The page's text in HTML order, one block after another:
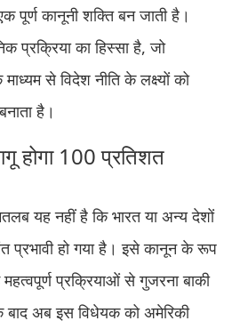
पूर्ण कानूनी शक्ति बन जाती है।
प्रक्रिया का हिस्सा है, जो
माध्यम से विदेश नीति के लक्ष्यों को
है।
होगा 100 प्रतिशत
यह नहीं है कि भारत या अन्य देशों
प्रभावी हो गया है। इसे कानून के रूप
प्रक्रियाओं से गुजरना बाकी
अब इस विधेयक को अमेरिकी